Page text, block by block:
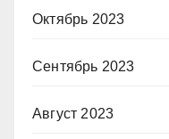
Октябрь 2023
Сентябрь 2023
Август 2023